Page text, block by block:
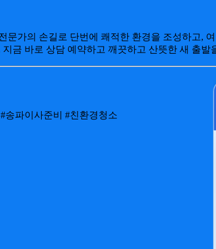
가의 손길로 단번에 쾌적한 환경을 조성하고,
금 바로 상담 예약하고 깨끗하고 산뜻한 새 출발
송파이사준비 #친환경청소